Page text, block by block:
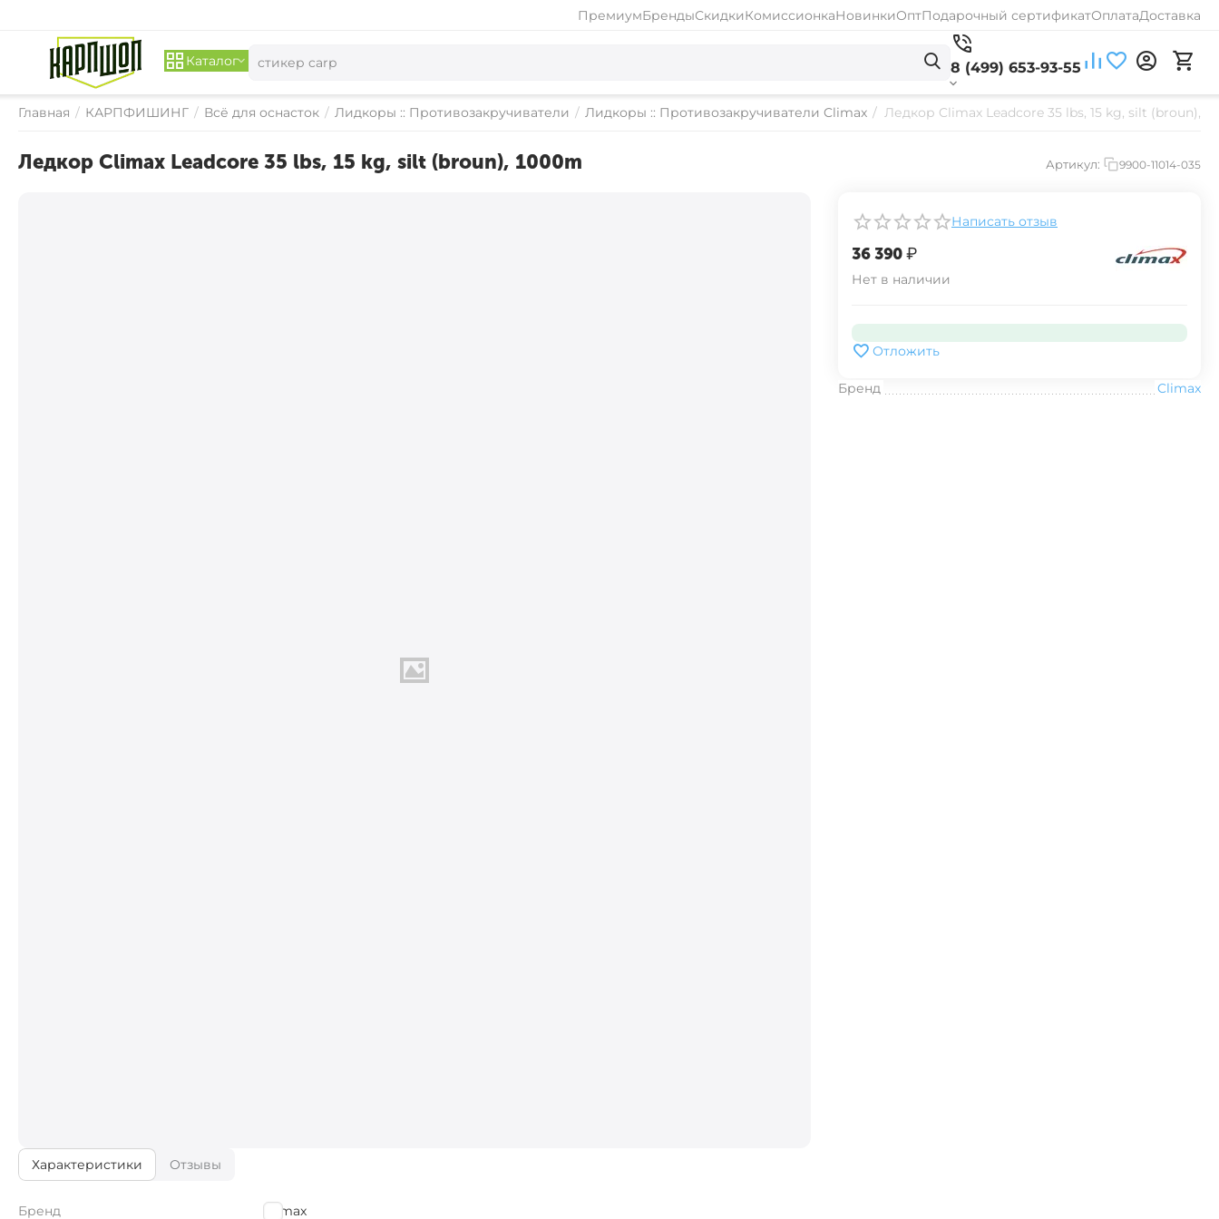
ПремиумБрендыСкидкиКомиссионкаНовинкиОптПодарочный сертификатОплатаДоставка
Каталог 8 (499) 653-93-55
Главная / КАРПФИШИНГ / Всё для оснасток / Лидкоры :: Противозакручиватели / Лидкоры :: Противозакручиватели Climax / Ледкор Climax Leadcore 35 lbs, 15 kg, silt (broun),
Ледкор Climax Leadcore 35 lbs, 15 kg, silt (broun), 1000m Артикул: 9900-11014-035
Написать отзыв
‍36 390‍₽
Нет в наличии
Отложить
Бренд Climax
Характеристики Отзывы
Бренд Climax